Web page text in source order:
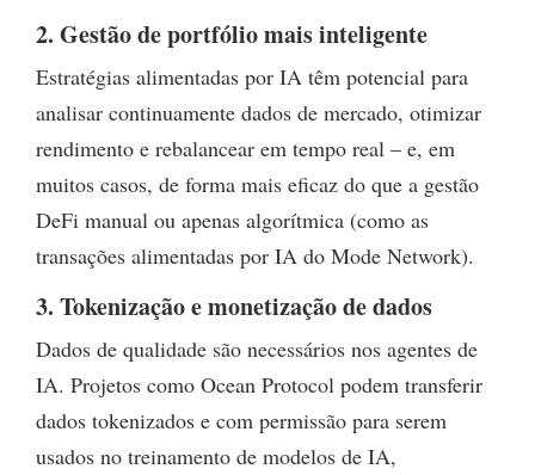
2. Gestão de portfólio mais inteligente
Estratégias alimentadas por IA têm potencial para
analisar continuamente dados de mercado, otimizar
rendimento e rebalancear em tempo real – e, em
muitos casos, de forma mais eficaz do que a gestão
DeFi manual ou apenas algorítmica (como as
transações alimentadas por IA do Mode Network).
3. Tokenização e monetização de dados
Dados de qualidade são necessários nos agentes de
IA. Projetos como Ocean Protocol podem transferir
dados tokenizados e com permissão para serem
usados no treinamento de modelos de IA,